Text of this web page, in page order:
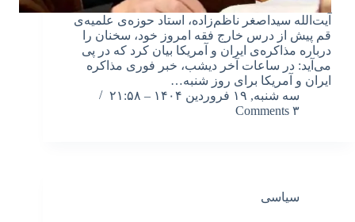
آیت‌الله سیداصغر ناظم‌زاده، استاد حوزه‌ی علمیه‌ی
قم پیش از درس خارج فقه امروز خود، سخنان را
درباره مذاکره‌ی ایران و آمریکا بیان کرد که در پی
می‌آید: در ساعات آخر دیشب، خبر فوری مذاکره
ایران و آمریکا برای روز شنبه…
سه شنبه, ۱۹ فروردین ۱۴۰۴ – ۲۱:۵۸
۳ Comments
سیاسی